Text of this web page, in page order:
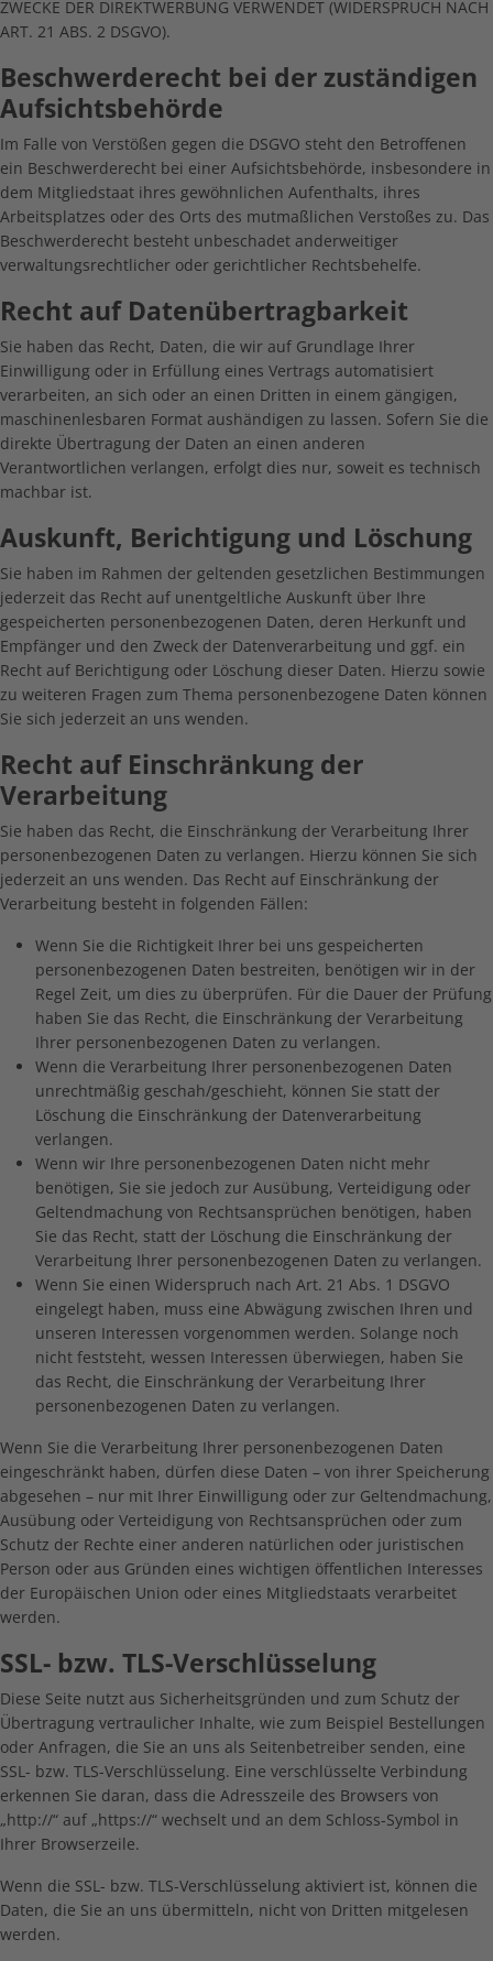
ZWECKE DER DIREKTWERBUNG VERWENDET (WIDERSPRUCH NACH
ART. 21 ABS. 2 DSGVO).
Beschwerde­recht bei der zuständigen
Aufsichts­behörde
Im Falle von Verstößen gegen die DSGVO steht den Betroffenen
ein Beschwerderecht bei einer Aufsichtsbehörde, insbesondere in
dem Mitgliedstaat ihres gewöhnlichen Aufenthalts, ihres
Arbeitsplatzes oder des Orts des mutmaßlichen Verstoßes zu. Das
Beschwerderecht besteht unbeschadet anderweitiger
verwaltungsrechtlicher oder gerichtlicher Rechtsbehelfe.
Recht auf Daten­übertrag­barkeit
Sie haben das Recht, Daten, die wir auf Grundlage Ihrer
Einwilligung oder in Erfüllung eines Vertrags automatisiert
verarbeiten, an sich oder an einen Dritten in einem gängigen,
maschinenlesbaren Format aushändigen zu lassen. Sofern Sie die
direkte Übertragung der Daten an einen anderen
Verantwortlichen verlangen, erfolgt dies nur, soweit es technisch
machbar ist.
Auskunft, Berichtigung und Löschung
Sie haben im Rahmen der geltenden gesetzlichen Bestimmungen
jederzeit das Recht auf unentgeltliche Auskunft über Ihre
gespeicherten personenbezogenen Daten, deren Herkunft und
Empfänger und den Zweck der Datenverarbeitung und ggf. ein
Recht auf Berichtigung oder Löschung dieser Daten. Hierzu sowie
zu weiteren Fragen zum Thema personenbezogene Daten können
Sie sich jederzeit an uns wenden.
Recht auf Einschränkung der
Verarbeitung
Sie haben das Recht, die Einschränkung der Verarbeitung Ihrer
personenbezogenen Daten zu verlangen. Hierzu können Sie sich
jederzeit an uns wenden. Das Recht auf Einschränkung der
Verarbeitung besteht in folgenden Fällen:
Wenn Sie die Richtigkeit Ihrer bei uns gespeicherten
personenbezogenen Daten bestreiten, benötigen wir in der
Regel Zeit, um dies zu überprüfen. Für die Dauer der Prüfung
haben Sie das Recht, die Einschränkung der Verarbeitung
Ihrer personenbezogenen Daten zu verlangen.
Wenn die Verarbeitung Ihrer personenbezogenen Daten
unrechtmäßig geschah/geschieht, können Sie statt der
Löschung die Einschränkung der Datenverarbeitung
verlangen.
Wenn wir Ihre personenbezogenen Daten nicht mehr
benötigen, Sie sie jedoch zur Ausübung, Verteidigung oder
Geltendmachung von Rechtsansprüchen benötigen, haben
Sie das Recht, statt der Löschung die Einschränkung der
Verarbeitung Ihrer personenbezogenen Daten zu verlangen.
Wenn Sie einen Widerspruch nach Art. 21 Abs. 1 DSGVO
eingelegt haben, muss eine Abwägung zwischen Ihren und
unseren Interessen vorgenommen werden. Solange noch
nicht feststeht, wessen Interessen überwiegen, haben Sie
das Recht, die Einschränkung der Verarbeitung Ihrer
personenbezogenen Daten zu verlangen.
Wenn Sie die Verarbeitung Ihrer personenbezogenen Daten
eingeschränkt haben, dürfen diese Daten – von ihrer Speicherung
abgesehen – nur mit Ihrer Einwilligung oder zur Geltendmachung,
Ausübung oder Verteidigung von Rechtsansprüchen oder zum
Schutz der Rechte einer anderen natürlichen oder juristischen
Person oder aus Gründen eines wichtigen öffentlichen Interesses
der Europäischen Union oder eines Mitgliedstaats verarbeitet
werden.
SSL- bzw. TLS-Verschlüsselung
Diese Seite nutzt aus Sicherheitsgründen und zum Schutz der
Übertragung vertraulicher Inhalte, wie zum Beispiel Bestellungen
oder Anfragen, die Sie an uns als Seitenbetreiber senden, eine
SSL- bzw. TLS-Verschlüsselung. Eine verschlüsselte Verbindung
erkennen Sie daran, dass die Adresszeile des Browsers von
„http://“ auf „https://“ wechselt und an dem Schloss-Symbol in
Ihrer Browserzeile.
Wenn die SSL- bzw. TLS-Verschlüsselung aktiviert ist, können die
Daten, die Sie an uns übermitteln, nicht von Dritten mitgelesen
werden.